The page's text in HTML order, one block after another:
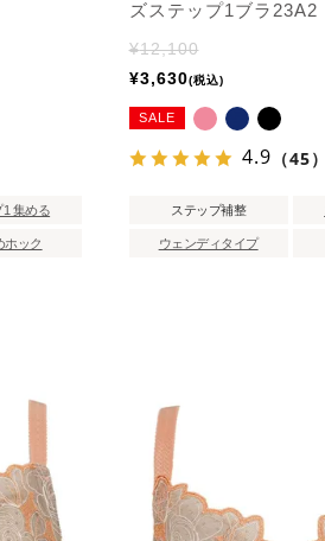
集める
ホック
ズステップ1ブラ23A2
¥12,100
¥3,630 税込
SALE
4.9 （45）
ステップ補整
ウェンディタイプ